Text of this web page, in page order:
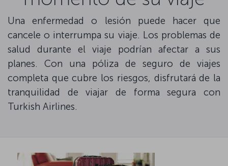
Una enfermedad o lesión puede hacer que
cancele o interrumpa su viaje. Los problemas de
salud durante el viaje podrían afectar a sus
planes. Con una póliza de seguro de viajes
completa que cubre los riesgos, disfrutará de la
tranquilidad de viajar de forma segura con
Turkish Airlines.